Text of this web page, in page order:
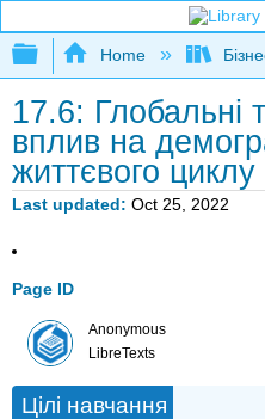
Expand/collapse
Home
17.6: Глобальні
вплив на
життєвого циклу
Last updated Oct 25, 2022
Page ID
Anonymous
LibreTexts
Цілі навчання